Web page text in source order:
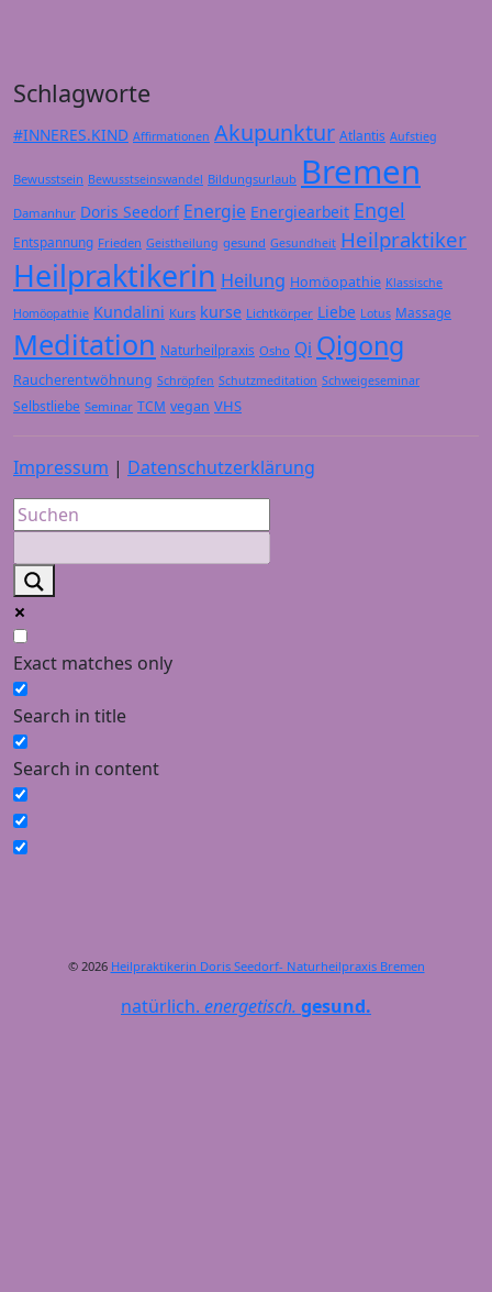
Schlagworte
#INNERES.KIND Affirmationen Akupunktur Atlantis Aufstieg
Bewusstsein Bewusstseinswandel Bildungsurlaub Bremen
Damanhur Doris Seedorf Energie Energiearbeit Engel
Entspannung Frieden Geistheilung gesund Gesundheit Heilpraktiker
Heilpraktikerin Heilung Homöopathie Klassische
Homöopathie Kundalini Kurs kurse Lichtkörper Liebe Lotus Massage
Meditation Naturheilpraxis Osho Qi Qigong
Raucherentwöhnung Schröpfen Schutzmeditation Schweigeseminar
Selbstliebe Seminar TCM vegan VHS
Impressum | Datenschutzerklärung
Exact matches only
Search in title
Search in content
© 2026 Heilpraktikerin Doris Seedorf- Naturheilpraxis Bremen
natürlich. energetisch. gesund.